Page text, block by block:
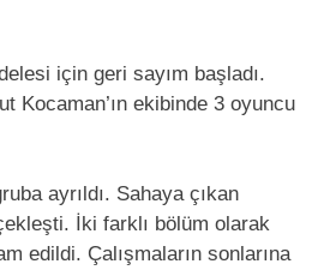
için geri sayım başladı.
Kocaman’ın ekibinde 3 oyuncu
ayrıldı. Sahaya çıkan
İki farklı bölüm olarak
edildi. Çalışmaların sonlarına